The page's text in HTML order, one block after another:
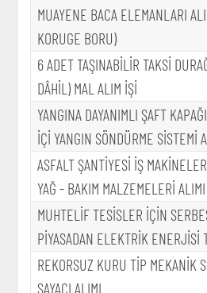
MUAYENE BACA ELEMANLARI
KORUGE BORU)
6 ADET TAŞINABİLİR TAKSİ
DÂHİL) MAL ALIM İŞİ
YANGINA DAYANIMLI ŞAFT
İÇİ YANGIN SÖNDÜRME SİSTEMİ
ASFALT ŞANTİYESİ İŞ
YAĞ - BAKIM MALZEMELERİ ALIMI
MUHTELİF TESİSLER İÇİN
PİYASADAN ELEKTRİK ENERJİSİ
REKORSUZ KURU TİP MEKANİK
SAYACI ALIMI